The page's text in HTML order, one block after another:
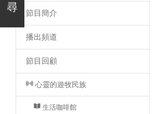
尋
節目簡介
播出頻道
節目回顧
心靈的遊牧民族
生活咖啡館